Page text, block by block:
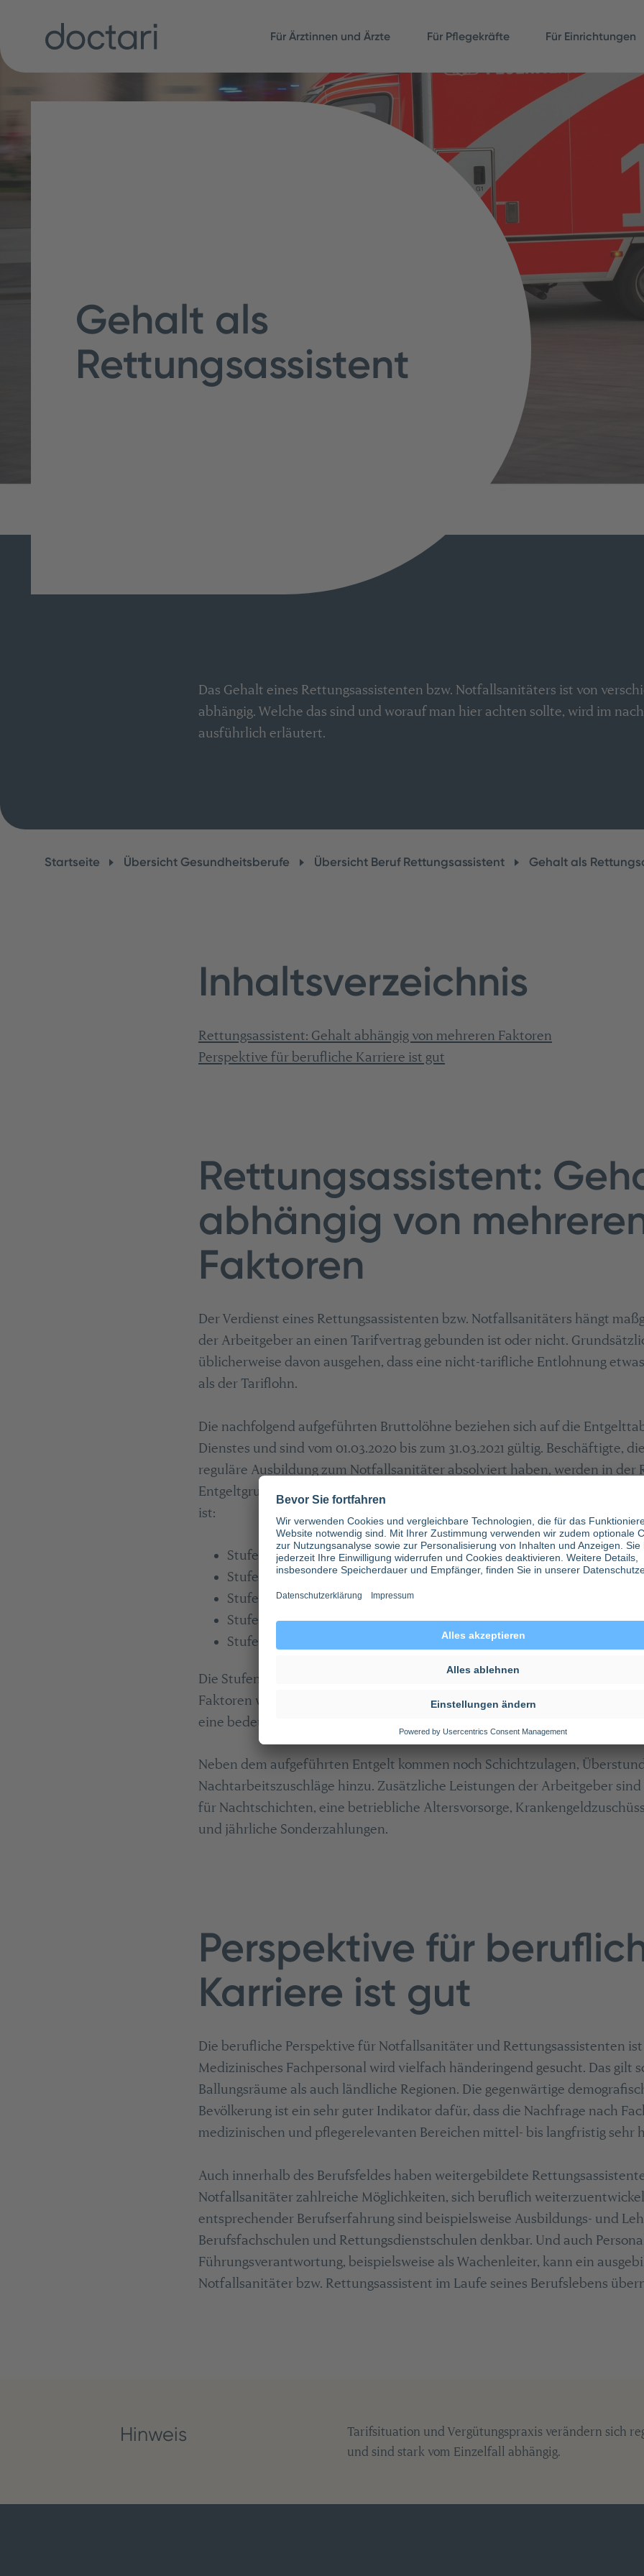
Für Ärztinnen und Ärzte Für Pflegekräfte Für Einrichtungen
Gehalt als
Rettungsassistent
Das Gehalt eines Rettungsassistenten bzw. Notfallsanitäters ist von
abhängig. Welche das sind und worauf man hier achten sollte, wird im
ausführlich erläutert.
Startseite Übersicht Gesundheitsberufe Übersicht Beruf Rettungsassistent Gehalt als
Inhaltsverzeichnis
Rettungsassistent: Gehalt abhängig von mehreren Faktoren
Perspektive für berufliche Karriere ist gut
Rettungsassistent:
abhängig von
Faktoren
Der Verdienst eines Rettungsassistenten bzw. Notfallsanitäters hängt
der Arbeitgeber an einen Tarifvertrag gebunden ist oder nicht.
üblicherweise davon ausgehen, dass eine nicht-tarifliche Entlohnung
als der Tariflohn.
Die nachfolgend aufgeführten Bruttolöhne beziehen sich auf die
Dienstes und sind vom 01.03.2020 bis zum 31.03.2021 gültig. Beschäftigte,
reguläre Ausbildung zum Notfallsanitäter absolviert haben, werden in der
Entgeltgruppe P8 eingestuft, die in fünf Stufen mit folgenden
ist:
Stufe 2 (Berufseinsteiger): 3.003,48 Euro
Stufe 3: 3.149.83 Euro
Stufe 4: 3.337,47 Euro
Stufe 5: 3.489,01 Euro
Stufe 6: 3.699,19 Euro
Die Stufenzugehörigkeit hängt vor allem von der Dauer der Berufsjahre ab,
Faktoren wie beispielsweise Fachkenntnisse und Führungs- und
eine bedeutende Rolle.
Neben dem aufgeführten Entgelt kommen noch Schichtzulagen,
Nachtarbeitszuschläge hinzu. Zusätzliche Leistungen der Arbeitgeber
für Nachtschichten, eine betriebliche Altersvorsorge,
und jährliche Sonderzahlungen.
Perspektive für
Karriere ist gut
Die berufliche Perspektive für Notfallsanitäter und Rettungsassistenten ist
Medizinisches Fachpersonal wird vielfach händeringend gesucht. Das gilt
Ballungsräume als auch ländliche Regionen. Die gegenwärtige
Bevölkerung ist ein sehr guter Indikator dafür, dass die Nachfrage nach
medizinischen und pflegerelevanten Bereichen mittel- bis langfristig sehr
Auch innerhalb des Berufsfeldes haben weitergebildete
Notfallsanitäter zahlreiche Möglichkeiten, sich beruflich
entsprechender Berufserfahrung sind beispielsweise Ausbildungs- und
Berufsfachschulen und Rettungsdienstschulen denkbar. Und auch
Führungsverantwortung, beispielsweise als Wachenleiter, kann ein
Notfallsanitäter bzw. Rettungsassistent im Laufe seines Berufslebens
Hinweis
Tarifsituation und Vergütungspraxis verändern sich
und sind stark vom Einzelfall abhängig.